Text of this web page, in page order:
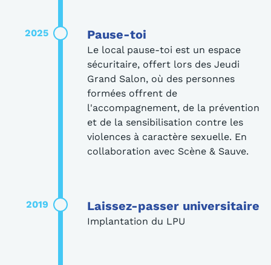
2025 Pause-toi
Le local pause-toi est un espace
sécuritaire, offert lors des Jeudi
Grand Salon, où des personnes
formées offrent de
l'accompagnement, de la prévention
et de la sensibilisation contre les
violences à caractère sexuelle. En
collaboration avec Scène & Sauve.
2019 Laissez-passer universitaire
Implantation du LPU